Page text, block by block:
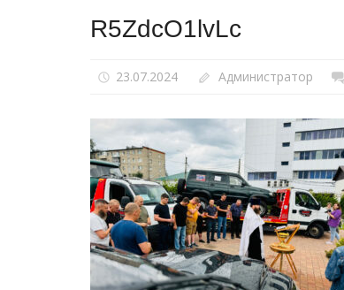
R5ZdcO1lvLc
23.07.2024 Администратор